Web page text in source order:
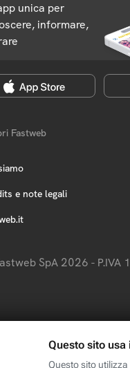
unica per
informare,
Fastweb
e note legali
SpA 2026 -